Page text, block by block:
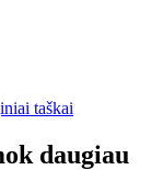
taškai
daugiau